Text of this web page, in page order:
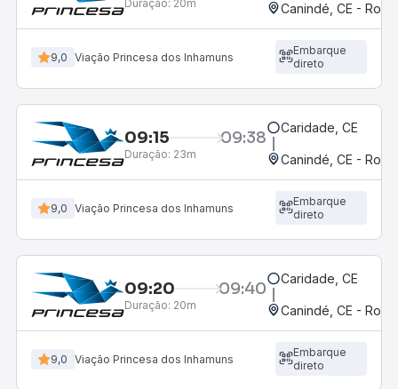
Duração: 20m Canindé, CE -
9,0 Viação Princesa dos Inhamuns
Embarque
direto
09:15 09:38
Duração: 23m
Caridade, CE
Canindé, CE -
9,0 Viação Princesa dos Inhamuns
Embarque
direto
09:20 09:40
Duração: 20m
Caridade, CE
Canindé, CE -
9,0 Viação Princesa dos Inhamuns
Embarque
direto